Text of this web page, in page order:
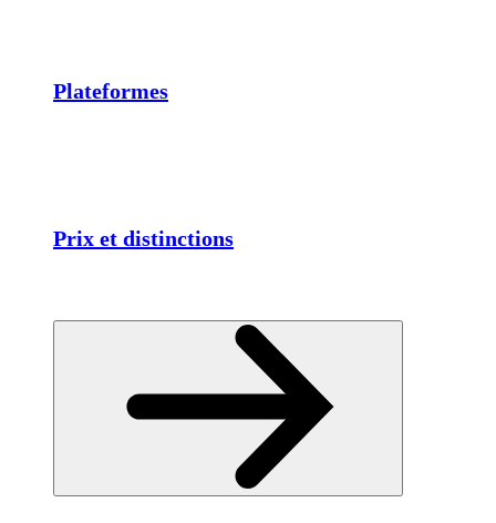
Plateformes
Prix et distinctions